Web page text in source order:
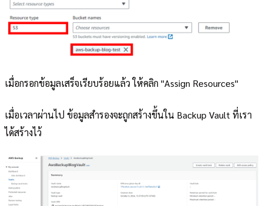
เมื่อกรอกข้อมูลเสร็จเรียบร้อยแล้ว ให้คลิก "Assign Resources"
เมื่อเวลาผ่านไป ข้อมูลสำรองจะถูกสร้างขึ้นใน Backup Vault ที่เรา
ได้สร้างไว้